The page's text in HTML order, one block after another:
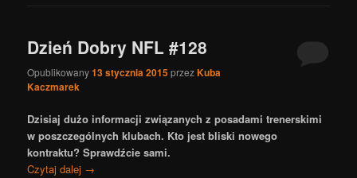
Dzień Dobry NFL #128
Opublikowany13 stycznia 2015przezKuba
Kaczmarek
Dzisiaj dużo informacji związanych z posadami trenerskimi
w poszczególnych klubach. Kto jest bliski nowego
kontraktu? Sprawdźcie sami.
Czytaj dalej →